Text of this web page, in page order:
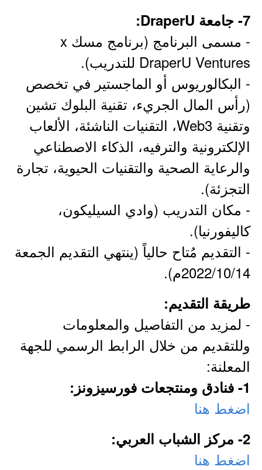
7- جامعة DraperU:
- مسمى البرنامج (برنامج مسك x
DraperU Ventures للتدريب).
- البكالوريوس أو الماجستير في تخصص
(رأس المال الجريء، تقنية البلوك تشين
وتقنية Web3، التقنيات الناشئة، الألعاب
الإلكترونية والترفيه، الذكاء الاصطناعي
والرعاية الصحية والتقنيات الحيوية، تجارة
التجزئة).
- مكان التدريب (وادي السيليكون،
كاليفورنيا).
- التقديم مُتاح حالياً (ينتهي التقديم الجمعة
2022/10/14م).
طريقة التقديم:
- لمزيد من التفاصيل والمعلومات
وللتقديم من خلال الرابط الرسمي للجهة
المعلنة:
1- فنادق ومنتجعات فورسيزونز:
اضغط هنا
2- مركز الشباب العربي:
اضغط هنا